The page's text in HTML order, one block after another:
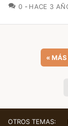
0
HACE 3
«MÁS
OTROS TEMAS: